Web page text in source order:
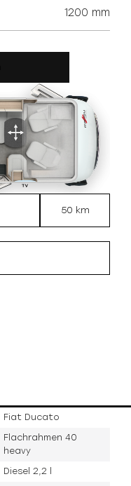
1200 mm
50 km
Fiat Ducato
Flachrahmen 40
heavy
Diesel 2,2 l